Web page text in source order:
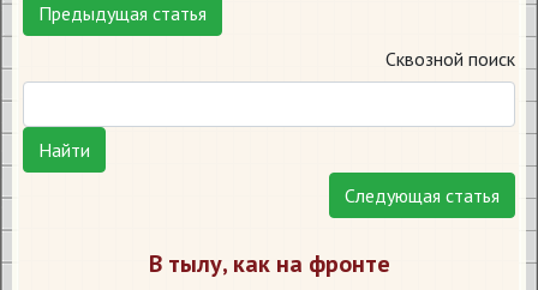
Предыдущая статья
Сквозной поиск
Найти
Следующая статья
В тылу, как на фронте